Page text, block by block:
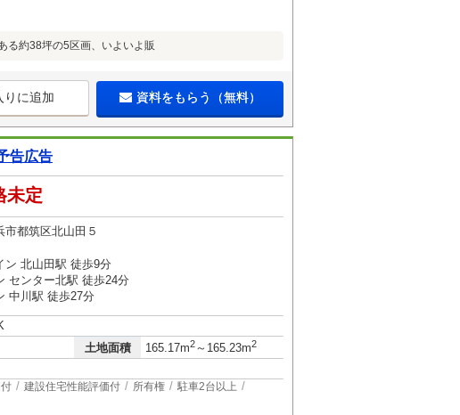
る約38坪の5区画、いよいよ販
りに追加 資料をもらう（無料）
告広告
未定
市都筑区北山田５
ン 北山田駅 徒歩9分
センター北駅 徒歩24分
中川駅 徒歩27分
土地面積 165.17m2～165.23m2
建設住宅性能評価付 所有権
駐車2台以上